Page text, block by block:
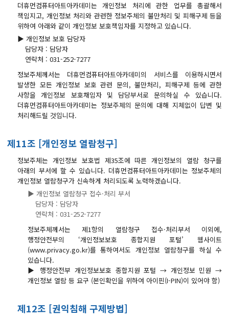
더휴먼컴퓨터아트아카데미는 개인정보 처리에 관한 업무를 총괄해서
책임지고, 개인정보 처리와 관련한 정보주체의 불만처리 및 피해구제 등을
위하여 아래와 같이 개인정보 보호책임자를 지정하고 있습니다.
▶ 개인정보 보호 담당자
담당자 : 담당자
연락처 : 031-252-7277
정보주체께서는 더휴먼컴퓨터아트아카데미의 서비스를 이용하시면서
발생한 모든 개인정보 보호 관련 문의, 불만처리, 피해구제 등에 관한
사항을 개인정보 보호채임자 및 담당부서로 문의하실 수 있습니다.
더휴먼컴퓨터아트아카데미는 정보주체의 문의에 대해 지체없이 답변 및
처리해드릴 것입니다.
제11조 [개인정보 열람청구]
정보주체는 개인정보 보호법 제35조에 따른 개인정보의 열람 청구를
아래의 부서에 할 수 있습니다. 더휴먼컴퓨터아트아카데미는 정보주체의
개인정보 열람청구가 신속하게 처리되도록 노력하겠습니다.
▶ 개인정보 열람청구 접수·처리 부서
담당자 : 담당자
연락처 : 031-252-7277
정보주체께서는 제1항의 열람청구 접수·처리부서 이외에,
행정안전부의 ‘개인정보보호 종합지원 포털’ 웹사이트
(www.privacy.go.kr)를 통하여서도 개인정보 열람청구를 하실 수
있습니다.
▶ 행정안전부 개인정보보호 종합지원 포털 → 개인정보 민원 →
개인정보 열람 등 요구 (본인확인을 위하여 아이핀(I-PIN)이 있어야 함)
제12조 [권익침해 구제방법]